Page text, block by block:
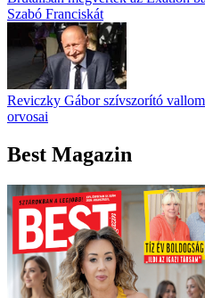
Szabó Franciskát
Reviczky Gábor szívszorító
orvosai
Best Magazin